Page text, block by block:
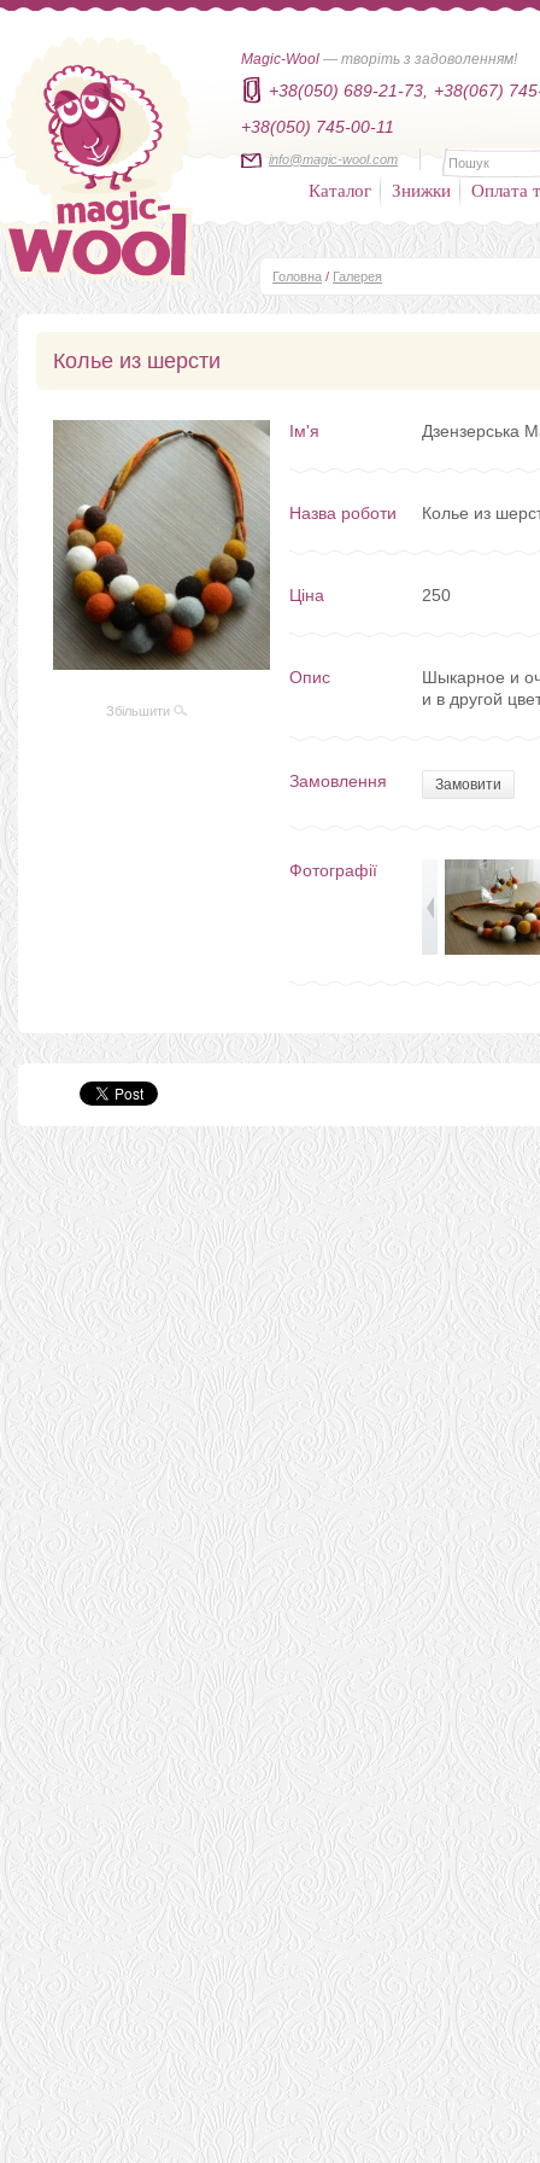
Magic-Wool — творіть з задоволенням!
+38(050) 689-21-73,
+38(067)
+38(050) 745-00-11
info@magic-wool.com
Каталог Знижки Оплата
Головна / Галерея
Колье из шерсти
Збільшити
Ім'я Дзензерська
Назва роботи Колье из
Ціна 250
Опис
Шыкарное и
и в другой
Замовлення Замовити
Фотографії